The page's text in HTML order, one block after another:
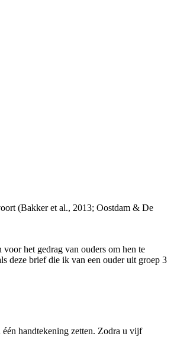
(Bakker et al., 2013; Oostdam & De
het gedrag van ouders om hen te
deze brief die ik van een ouder uit groep 3
handtekening zetten. Zodra u vijf